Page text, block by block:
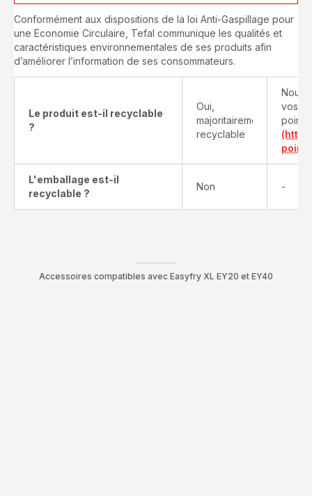
Conformément aux dispositions de la loi Anti-Gaspillage pour
une Economie Circulaire, Tefal communique les qualités et
caractéristiques environnementales de ses produits afin
d’améliorer l’information de ses consommateurs.
Le produit est-il recyclable
?
Oui,
majoritairement
recyclable
Nous
vos
L'emballage est-il
recyclable ?
Non -
Accessoires compatibles avec Easyfry XL EY20 et EY40